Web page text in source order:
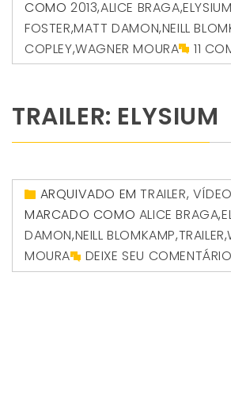
COMO 2013,ALICE BRAGA,
FOSTER,MATT DAMON,NEILL
COPLEY,WAGNER MOURA 11
TRAILER: ELYSIUM
ARQUIVADO EMTRAILER,
MARCADO COMO ALICE BRAGA,
DAMON,NEILL BLOMKAMP,TRAILER,
MOURA
DEIXE SEU COMENTÁRIO